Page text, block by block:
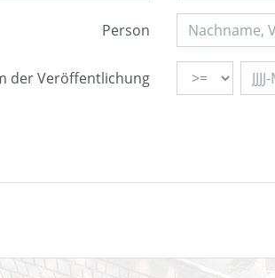
Person
der Veröffentlichung